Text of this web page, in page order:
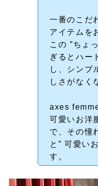
一番のこだ
アイテムを
この ”ちょ
ぎるとハー
し、シンプ
しさがなく
axes
可愛いお洋
で、その憧
と” 可愛い
す。